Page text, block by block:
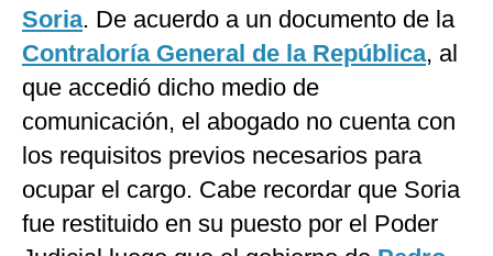
España
Internacional
Tecnología
Club del Suscriptor
Mix
G de Gestión
Soria. De acuerdo a un documento de la
Contraloría General de la República, al
que accedió dicho medio de
comunicación, el abogado no cuenta con
los requisitos previos necesarios para
ocupar el cargo. Cabe recordar que Soria
fue restituido en su puesto por el Poder